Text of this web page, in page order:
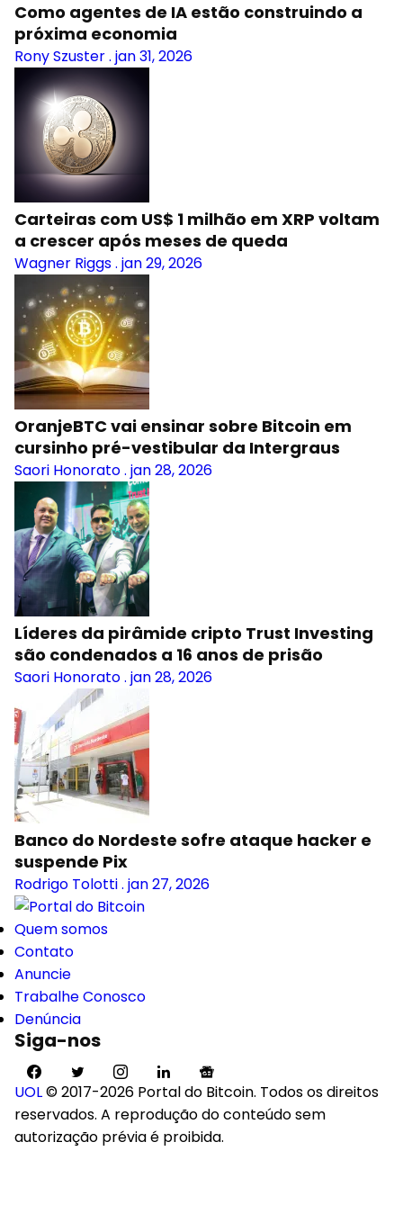
Como agentes de IA estão construindo a
próxima economia
Rony Szuster. jan 31, 2026
Carteiras com US$ 1 milhão em XRP voltam
a crescer após meses de queda
Wagner Riggs. jan 29, 2026
OranjeBTC vai ensinar sobre Bitcoin em
cursinho pré-vestibular da Intergraus
Saori Honorato. jan 28, 2026
Líderes da pirâmide cripto Trust Investing
são condenados a 16 anos de prisão
Saori Honorato. jan 28, 2026
Banco do Nordeste sofre ataque hacker e
suspende Pix
Rodrigo Tolotti. jan 27, 2026
Quem somos
Contato
Anuncie
Trabalhe Conosco
Denúncia
Siga-nos
UOL© 2017-2026 Portal do Bitcoin. Todos os direitos
reservados. A reprodução do conteúdo sem
autorização prévia é proibida.